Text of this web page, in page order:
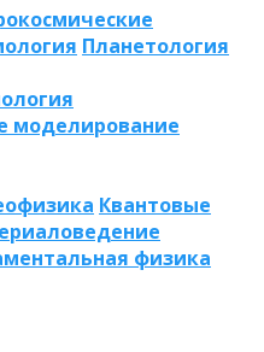
Планетология
моделирование
Квантовые
физика